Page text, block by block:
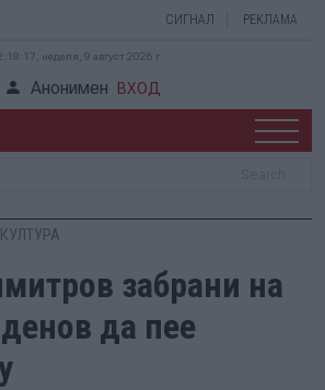
СИГНАЛ РЕКЛАМА
неделя, 9 август 2026 г.
Анонимен ВХОД
КУЛТУРА
забрани на
да пее